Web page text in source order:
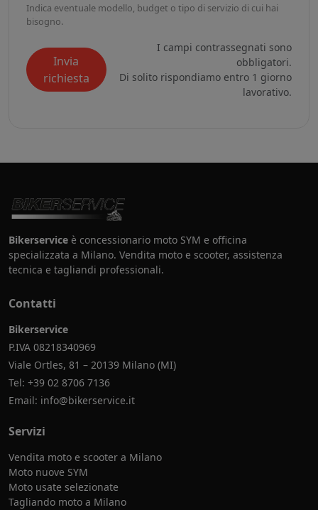
Indica eventuale modello, budget o tipo di servizio di cui hai
bisogno.
Invia
richiesta
I campi contrassegnati sono
obbligatori.
Di solito rispondiamo entro 1 giorno
lavorativo.
Bikerservice è concessionario moto SYM e officina
specializzata a Milano. Vendita moto e scooter, assistenza
tecnica e tagliandi professionali.
Contatti
Bikerservice
P.IVA 08218340969
Viale Ortles, 81 – 20139 Milano (MI)
Tel: +39 02 8706 7136
Email: info@bikerservice.it
Servizi
Vendita moto e scooter a Milano
Moto nuove SYM
Moto usate selezionate
Tagliando moto a Milano